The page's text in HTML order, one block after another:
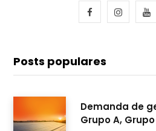
c
e
o
I
t
g
Y
T
b
Posts populares
Demanda de
Grupo A,